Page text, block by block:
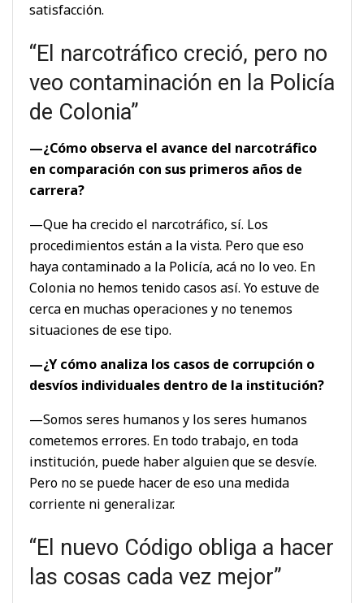
satisfacción.
“El narcotráfico creció, pero no
veo contaminación en la Policía
de Colonia”
—¿Cómo observa el avance del narcotráfico
en comparación con sus primeros años de
carrera?
—Que ha crecido el narcotráfico, sí. Los
procedimientos están a la vista. Pero que eso
haya contaminado a la Policía, acá no lo veo. En
Colonia no hemos tenido casos así. Yo estuve de
cerca en muchas operaciones y no tenemos
situaciones de ese tipo.
—¿Y cómo analiza los casos de corrupción o
desvíos individuales dentro de la institución?
—Somos seres humanos y los seres humanos
cometemos errores. En todo trabajo, en toda
institución, puede haber alguien que se desvíe.
Pero no se puede hacer de eso una medida
corriente ni generalizar.
“El nuevo Código obliga a hacer
las cosas cada vez mejor”